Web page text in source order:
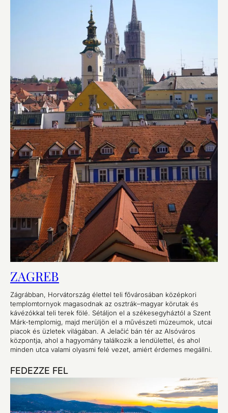
ZAGREB
Zágrábban, Horvátország élettel teli fővárosában középkori
templomtornyok magasodnak az osztrák–magyar körutak és
kávézókkal teli terek fölé. Sétáljon el a székesegyháztól a Szent
Márk-templomig, majd merüljön el a művészeti múzeumok, utcai
piacok és üzletek világában. A Jelačić bán tér az Alsóváros
központja, ahol a hagyomány találkozik a lendülettel, és ahol
minden utca valami olyasmi felé vezet, amiért érdemes megállni.
FEDEZZE FEL